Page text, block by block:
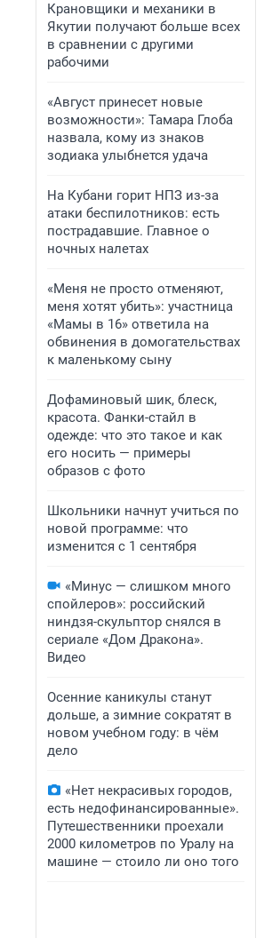
Крановщики и механики в
Якутии получают больше всех
в сравнении с другими
рабочими
«Август принесет новые
возможности»: Тамара Глоба
назвала, кому из знаков
зодиака улыбнется удача
На Кубани горит НПЗ из-за
атаки беспилотников: есть
пострадавшие. Главное о
ночных налетах
«Меня не просто отменяют,
меня хотят убить»: участница
«Мамы в 16» ответила на
обвинения в домогательствах
к маленькому сыну
Дофаминовый шик, блеск,
красота. Фанки-стайл в
одежде: что это такое и как
его носить — примеры
образов с фото
Школьники начнут учиться по
новой программе: что
изменится с 1 сентября
«Минус — слишком много
спойлеров»: российский
ниндзя-скульптор снялся в
сериале «Дом Дракона».
Видео
Осенние каникулы станут
дольше, а зимние сократят в
новом учебном году: в чём
дело
«Нет некрасивых городов,
есть недофинансированные».
Путешественники проехали
2000 километров по Уралу на
машине — стоило ли оно того